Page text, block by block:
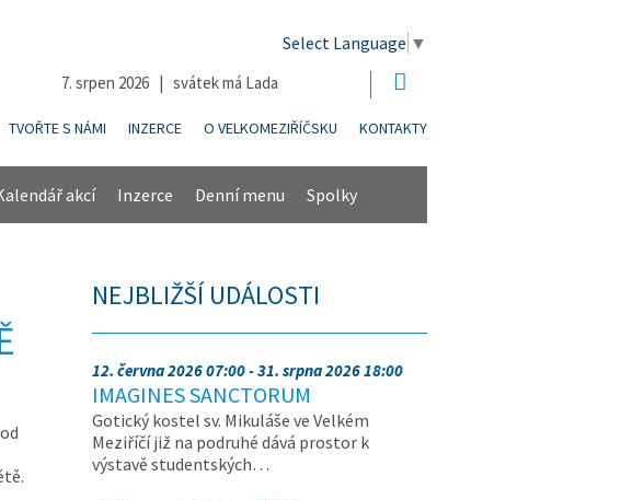
Select Language ▼
7. srpen 2026 | svátek má Lada
TVOŘTE S NÁMI INZERCE O VELKOMEZIŘÍČSKU KONTAKTY
akcí Inzerce Denní menu Spolky
NEJBLIŽŠÍ UDÁLOSTI
12. června 2026 07:00 - 31. srpna 2026 18:00
IMAGINES SANCTORUM
Gotický kostel sv. Mikuláše ve Velkém
Meziříčí již na podruhé dává prostor k
výstavě studentských…